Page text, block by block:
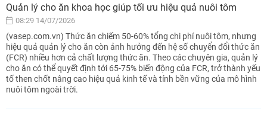
Quản lý cho ăn khoa học giúp tối ưu hiệu quả nuôi tôm
08:29 14/07/2026
(vasep.com.vn) Thức ăn chiếm 50-60% tổng chi phí nuôi tôm, nhưng
hiệu quả quản lý cho ăn còn ảnh hưởng đến hệ số chuyển đổi thức ăn
(FCR) nhiều hơn cả chất lượng thức ăn. Theo các chuyên gia, quản lý
cho ăn có thể quyết định tới 65-75% biến động của FCR, trở thành yếu
tố then chốt nâng cao hiệu quả kinh tế và tính bền vững của mô hình
nuôi tôm ngoài trời.